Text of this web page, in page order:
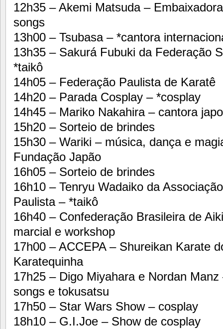
12h35 – Akemi Matsuda –
songs
13h00 – Tsubasa – *cantora
13h35 – Sakurá Fubuki da Federação
*taikô
14h05 – Federação Paulista de Karatê
14h20 – Parada Cosplay – *cosplay
14h45 – Mariko Nakahira – cantora
15h20 – Sorteio de brindes
15h30 – Wariki – música, dança e
Fundação Japão
16h05 – Sorteio de brindes
16h10 – Tenryu Wadaiko da
Paulista – *taikô
16h40 – Confederação Brasileira de
marcial e workshop
17h00 – ACCEPA – Shureikan Karate
Karatequinha
17h25 – Digo Miyahara e Nordan
songs e tokusatsu
17h50 – Star Wars Show – cosplay
18h10 – G.I.Joe – Show de cosplay